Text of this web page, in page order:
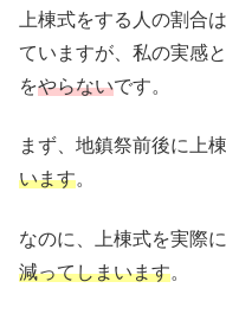
上棟式をする人の割合
ていますが、私の実感
をやらないです。
まず、地鎮祭前後に上
います。
なのに、上棟式を実際
減ってしまいます。